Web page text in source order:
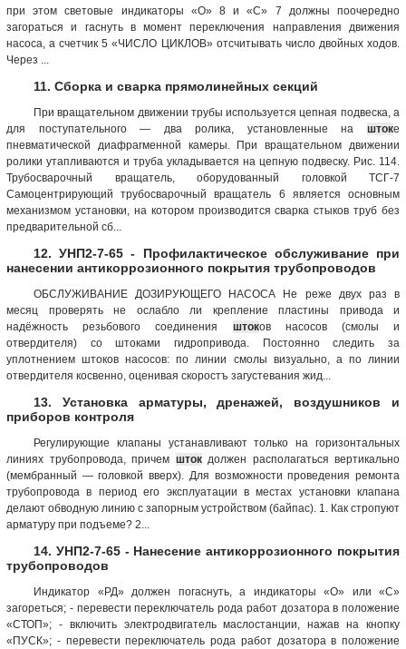
при этом световые индикаторы «О» 8 и «С» 7 должны поочередно
загораться и гаснуть в момент переключения направления движения
насоса, а счетчик 5 «ЧИСЛО ЦИКЛОВ» отсчитывать число двойных ходов.
Через ...
11. Сборка и сварка прямолинейных секций
При вращательном движении трубы используется цепная подвеска, а
для поступательного — два ролика, установленные на штоке
пневматической диафрагменной камеры. При вращательном движении
ролики утапливаются и труба укладывается на цепную подвеску. Рис. 114.
Трубосварочный вращатель, оборудованный головкой ТСГ-7
Самоцентрирующий трубосварочный вращатель 6 является основным
механизмом установки, на котором производится сварка стыков труб без
предварительной сб...
12. УНП2-7-65 - Профилактическое обслуживание при
нанесении антикоррозионного покрытия трубопроводов
ОБСЛУЖИВАНИЕ ДОЗИРУЮЩЕГО НАСОСА Не реже двух раз в
месяц проверять не ослабло ли крепление пластины привода и
надёжность резьбового соединения штоков насосов (смолы и
отвердителя) со штоками гидропривода. Постоянно следить за
уплотнением штоков насосов: по линии смолы визуально, а по линии
отвердителя косвенно, оценивая скоростъ загустевания жид...
13. Установка арматуры, дренажей, воздушников и
приборов контроля
Регулирующие клапаны устанавливают только на горизонтальных
линиях трубопровода, причем штокдолжен располагаться вертикально
(мембранный — головкой вверх). Для возможности проведения ремонта
трубопровода в период его эксплуатации в местах установки клапана
делают обводную линию с запорным устройством (байпас). 1. Как стропуют
арматуру при подъеме? 2...
14. УНП2-7-65 - Нанесение антикоррозионного покрытия
трубопроводов
Индикатор «РД» должен погаснуть, а индикаторы «О» или «С»
загореться; - перевести переключатель рода работ дозатора в положение
«СТОП»; - включить электродвигатель маслостанции, нажав на кнопку
«ПУСК»; - перевести переключатель рода работ дозатора в положение